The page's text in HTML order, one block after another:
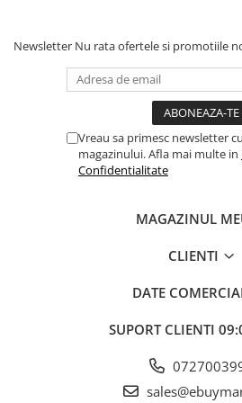
Confetti
Costume si Deghizare
Fete Masa si Perdele Franjurate
Lumanari si Toppere
Pompe Baloane
Costume Craciun
Decoratiune Muzicala Craciun
Specificații Produs:
Dimensiuni pachet:23 x 17 x 5 cm
Dimensiuni asamblata:31 x 14.5 x
Diametru oglinda:15 cm
Plastic PP + oglinda HD
Newsletter Nu rata ofertele si promotiile
Vreau sa primesc newsletter
magazinului. Afla mai multe in
Confidentialitate
MAGAZINUL
CLIENTI
DATE
SUPORT CLIENTI